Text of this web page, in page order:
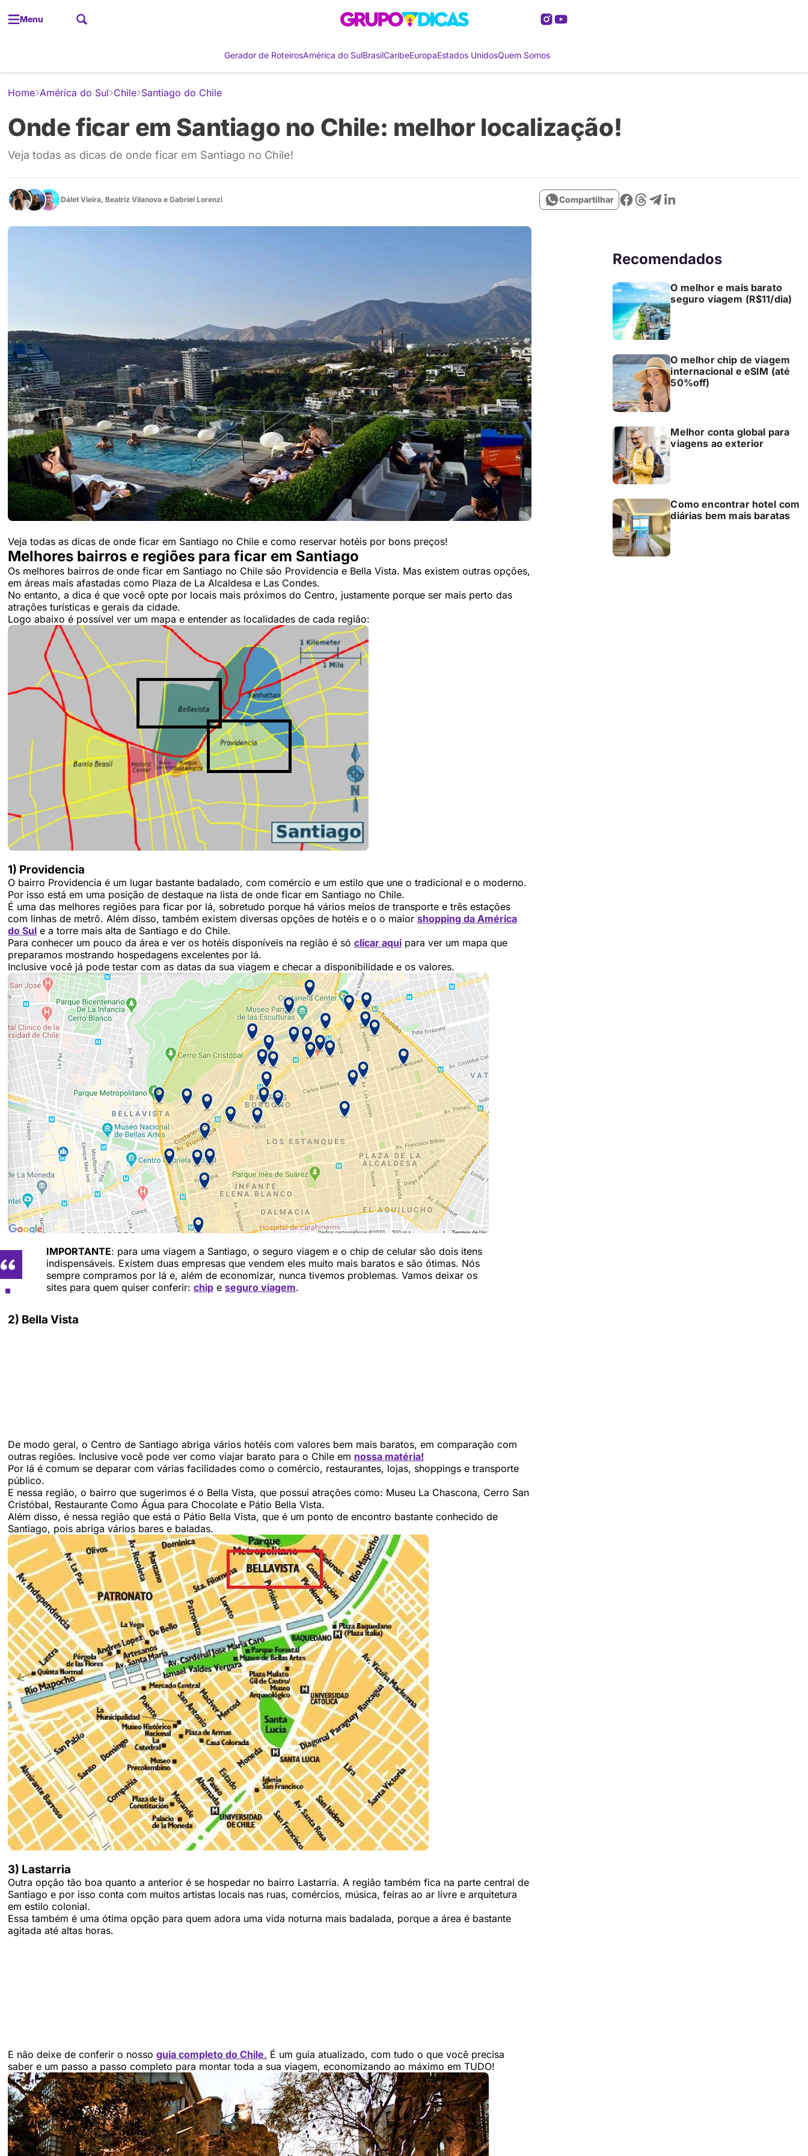
Menu
Gerador de RoteirosAmérica do SulBrasilCaribeEuropaEstados UnidosQuem Somos
Home América do Sul Chile Santiago do Chile
Onde ficar em Santiago no Chile: melhor localização!
Veja todas as dicas de onde ficar em Santiago no Chile!
Dálet Vieira, Beatriz Vilanova e Gabriel Lorenzi Compartilhar
Veja todas as dicas de onde ficar em Santiago no Chile e como reservar hotéis por bons preços!
Melhores bairros e regiões para ficar em Santiago
Os melhores bairros de onde ficar em Santiago no Chile são Providencia e Bella Vista. Mas existem outras opções,
em áreas mais afastadas como Plaza de La Alcaldesa e Las Condes.
No entanto, a dica é que você opte por locais mais próximos do Centro, justamente porque ser mais perto das
atrações turísticas e gerais da cidade.
Logo abaixo é possível ver um mapa e entender as localidades de cada região:
1) Providencia
O bairro Providencia é um lugar bastante badalado, com comércio e um estilo que une o tradicional e o moderno.
Por isso está em uma posição de destaque na lista de onde ficar em Santiago no Chile.
É uma das melhores regiões para ficar por lá, sobretudo porque há vários meios de transporte e três estações
com linhas de metrô. Além disso, também existem diversas opções de hotéis e o o maior shopping da América
do Sul e a torre mais alta de Santiago e do Chile.
Para conhecer um pouco da área e ver os hotéis disponíveis na região é só clicar aqui para ver um mapa que
preparamos mostrando hospedagens excelentes por lá.
Inclusive você já pode testar com as datas da sua viagem e checar a disponibilidade e os valores.
IMPORTANTE: para uma viagem a Santiago, o seguro viagem e o chip de celular são dois itens
indispensáveis. Existem duas empresas que vendem eles muito mais baratos e são ótimas. Nós
sempre compramos por lá e, além de economizar, nunca tivemos problemas. Vamos deixar os
sites para quem quiser conferir: chip e seguro viagem.
2) Bella Vista
De modo geral, o Centro de Santiago abriga vários hotéis com valores bem mais baratos, em comparação com
outras regiões. Inclusive você pode ver como viajar barato para o Chile em nossa matéria!
Por lá é comum se deparar com várias facilidades como o comércio, restaurantes, lojas, shoppings e transporte
público.
E nessa região, o bairro que sugerimos é o Bella Vista, que possui atrações como: Museu La Chascona, Cerro San
Cristóbal, Restaurante Como Água para Chocolate e Pátio Bella Vista.
Além disso, é nessa região que está o Pátio Bella Vista, que é um ponto de encontro bastante conhecido de
Santiago, pois abriga vários bares e baladas.
3) Lastarria
Outra opção tão boa quanto a anterior é se hospedar no bairro Lastarria. A região também fica na parte central de
Santiago e por isso conta com muitos artistas locais nas ruas, comércios, música, feiras ao ar livre e arquitetura
em estilo colonial.
Essa também é uma ótima opção para quem adora uma vida noturna mais badalada, porque a área é bastante
agitada até altas horas.
E não deixe de conferir o nosso guia completo do Chile. É um guia atualizado, com tudo o que você precisa
saber e um passo a passo completo para montar toda a sua viagem, economizando ao máximo em TUDO!
Recomendados
O melhor e mais barato
seguro viagem (R$11/dia)
O melhor chip de viagem
internacional e eSIM (até
50%off)
Melhor conta global para
viagens ao exterior
Como encontrar hotel com
diárias bem mais baratas